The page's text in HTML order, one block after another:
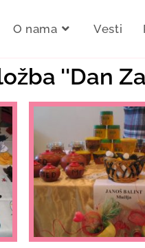
O nama Vesti
''Dan